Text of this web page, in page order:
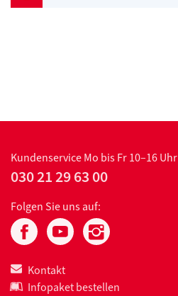
KundenserviceMo bis Fr 10–16 Uhr
030 21 29 63 00
Folgen Sie uns auf:
Kontakt
Infopaket bestellen